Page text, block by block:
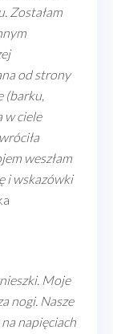
Zostałam
od strony
(barku,
w ciele
weszłam
i wskazówki
Moje
nogi. Nasze
napięciach